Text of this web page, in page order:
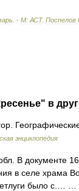
. - М: АСТ. Поспелов
в
энциклопедия
В документе
в селе храма
было с.… …